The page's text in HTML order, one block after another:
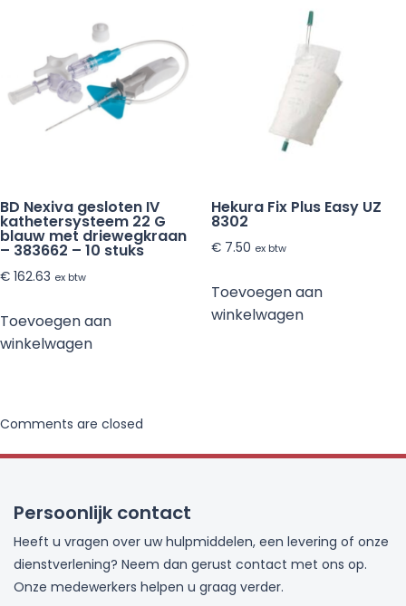
BD Nexiva gesloten IV
kathetersysteem 22 G
blauw met driewegkraan
– 383662 – 10 stuks
€ 162.63 ex btw
Toevoegen aan
winkelwagen
Hekura Fix Plus Easy UZ
8302
€7.50 ex btw
Toevoegen aan
winkelwagen
Comments are closed
Persoonlijk contact
Heeft u vragen over uw hulpmiddelen, een levering of onze
dienstverlening? Neem dan gerust contact met ons op.
Onze medewerkers helpen u graag verder.